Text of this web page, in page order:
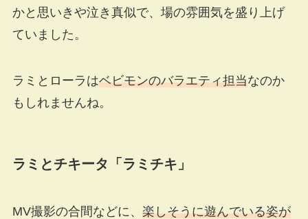
かと思いきや泣き真似で、場の雰囲気を盛り上げ
ていました。
ラミとローラはベビモンのバラエティ担当なのか
もしれませんね。
ラミとチキータ「ラミチキ」
MV撮影の合間などに、 楽しそうに遊んでいる姿が